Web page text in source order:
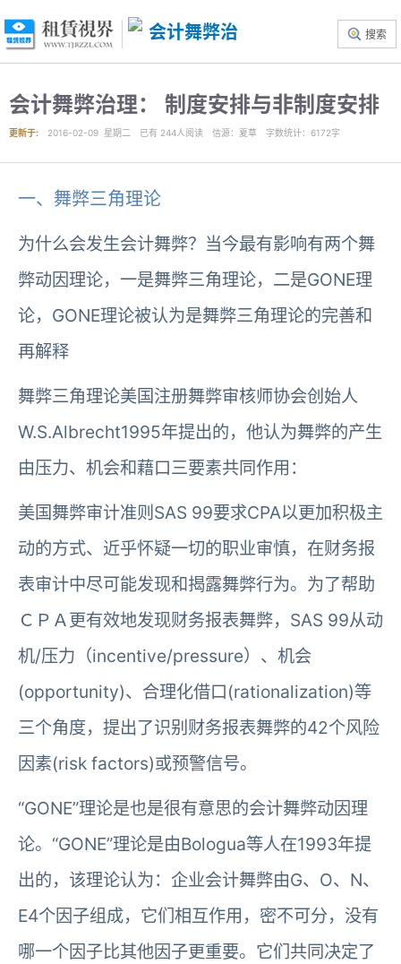
搜索
会计舞弊治理： 制度安排与非制度安排
更新于: 2016-02-09 星期二 已有 244人阅读 信源：夏草 字数统计：6172字
一、舞弊三角理论
为什么会发生会计舞弊？当今最有影响有两个舞
弊动因理论，一是舞弊三角理论，二是GONE理
论，GONE理论被认为是舞弊三角理论的完善和
再解释
舞弊三角理论美国注册舞弊审核师协会创始人
W.S.Albrecht1995年提出的，他认为舞弊的产生
由压力、机会和藉口三要素共同作用：
美国舞弊审计准则SAS 99要求CPA以更加积极主
动的方式、近乎怀疑一切的职业审慎，在财务报
表审计中尽可能发现和揭露舞弊行为。为了帮助
ＣＰＡ更有效地发现财务报表舞弊，SAS 99从动
机/压力（incentive/pressure）、机会
(opportunity)、合理化借口(rationalization)等
三个角度，提出了识别财务报表舞弊的42个风险
因素(risk factors)或预警信号。
“GONE”理论是也是很有意思的会计舞弊动因理
论。“GONE”理论是由Bologua等人在1993年提
出的，该理论认为：企业会计舞弊由G、O、N、
E4个因子组成，它们相互作用，密不可分，没有
哪一个因子比其他因子更重要。它们共同决定了